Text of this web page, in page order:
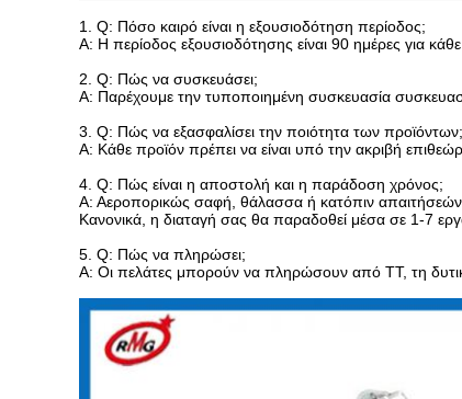
1. Q: Πόσο καιρό είναι η εξουσιοδότηση περίοδος;
Α: Η περίοδος εξουσιοδότησης είναι 90 ημέρες για
2. Q: Πώς να συσκευάσει;
Α: Παρέχουμε την τυποποιημένη συσκευασία
3. Q: Πώς να εξασφαλίσει την ποιότητα των προϊόντων;
Α: Κάθε προϊόν πρέπει να είναι υπό την ακριβή
4. Q: Πώς είναι η αποστολή και η παράδοση χρόνος;
Α: Αεροπορικώς σαφή, θάλασσα ή κατόπιν απαιτήσεών
Κανονικά, η διαταγή σας θα παραδοθεί μέσα σε 1-7
5. Q: Πώς να πληρώσει;
Α: Οι πελάτες μπορούν να πληρώσουν από TT, τη